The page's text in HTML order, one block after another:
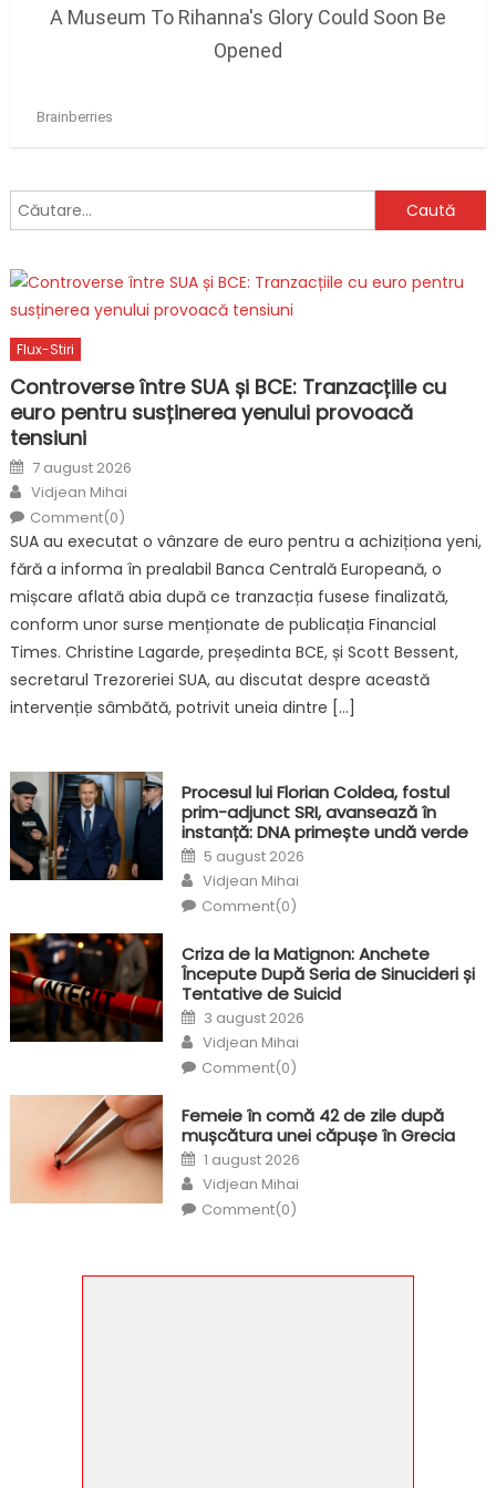
Caută
după:
Flux-Stiri
Controverse între SUA și BCE: Tranzacțiile cu
euro pentru susținerea yenului provoacă
tensiuni
Posted
on
7 august 2026
Author
Vidjean Mihai
Comment(0)
SUA au executat o vânzare de euro pentru a achiziționa yeni,
fără a informa în prealabil Banca Centrală Europeană, o
mișcare aflată abia după ce tranzacția fusese finalizată,
conform unor surse menționate de publicația Financial
Times. Christine Lagarde, președinta BCE, și Scott Bessent,
secretarul Trezoreriei SUA, au discutat despre această
intervenție sâmbătă, potrivit uneia dintre […]
Procesul lui Florian Coldea, fostul
prim-adjunct SRI, avansează în
instanță: DNA primește undă verde
Posted
on
5 august 2026
Author
Vidjean Mihai
Comment(0)
Criza de la Matignon: Anchete
Începute După Seria de Sinucideri și
Tentative de Suicid
Posted
on
3 august 2026
Author
Vidjean Mihai
Comment(0)
Femeie în comă 42 de zile după
mușcătura unei căpușe în Grecia
Posted
on
1 august 2026
Author
Vidjean Mihai
Comment(0)